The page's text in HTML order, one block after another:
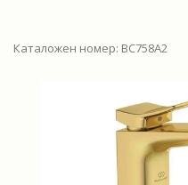
Каталожен номер: BC758A2